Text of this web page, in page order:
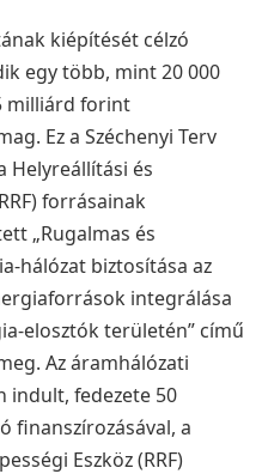
kiépítését célzó
egy több, mint 20 000
milliárd forint
Ez a Széchenyi Terv
Helyreállítási és
forrásainak
„Rugalmas és
hálózat biztosítása az
integrálása
elosztók területén” című
Az áramhálózati
indult, fedezete 50
finanszírozásával, a
Eszköz (RRF)